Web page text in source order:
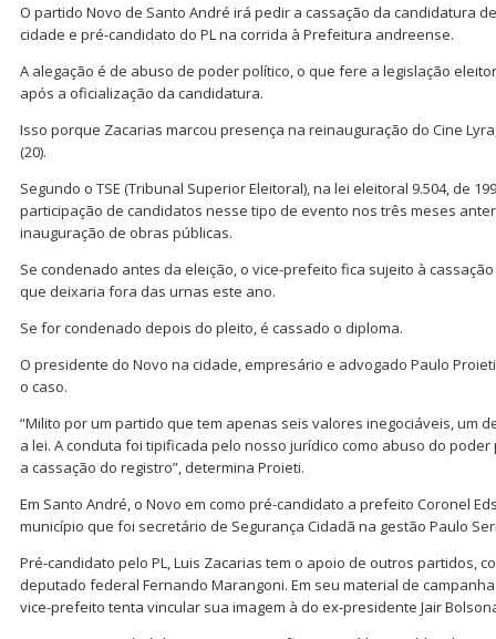
O partido Novo de Santo André irá pedir a cassação da candidatura
cidade e pré-candidato do PL na corrida à Prefeitura andreense.
A alegação é de abuso de poder político, o que fere a legislação
após a oficialização da candidatura.
Isso porque Zacarias marcou presença na reinauguração do Cine
(20).
Segundo o TSE (Tribunal Superior Eleitoral), na lei eleitoral 9.504, de
participação de candidatos nesse tipo de evento nos três meses
inauguração de obras públicas.
Se condenado antes da eleição, o vice-prefeito fica sujeito à
que deixaria fora das urnas este ano.
Se for condenado depois do pleito, é cassado o diploma.
O presidente do Novo na cidade, empresário e advogado Paulo
o caso.
“Milito por um partido que tem apenas seis valores inegociáveis, um
a lei. A conduta foi tipificada pelo nosso jurídico como abuso do
a cassação do registro”, determina Proieti.
Em Santo André, o Novo em como pré-candidato a prefeito Coronel
município que foi secretário de Segurança Cidadã na gestão Paulo
Pré-candidato pelo PL, Luis Zacarias tem o apoio de outros partidos,
deputado federal Fernando Marangoni. Em seu material de
vice-prefeito tenta vincular sua imagem à do ex-presidente Jair